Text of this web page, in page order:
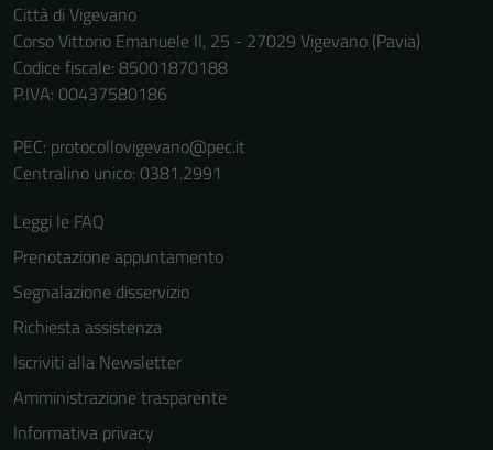
Città di Vigevano
Corso Vittorio Emanuele II, 25 - 27029 Vigevano (Pavia)
Codice fiscale: 85001870188
P.IVA: 00437580186
PEC: protocollovigevano@pec.it
Centralino unico: 0381.2991
Leggi le FAQ
Prenotazione appuntamento
Segnalazione disservizio
Richiesta assistenza
Iscriviti alla Newsletter
Amministrazione trasparente
Informativa privacy